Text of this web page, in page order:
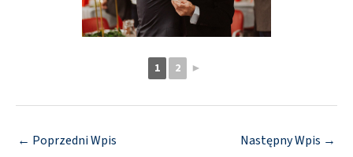
1 2 ►
← Poprzedni Wpis Następny Wpis →